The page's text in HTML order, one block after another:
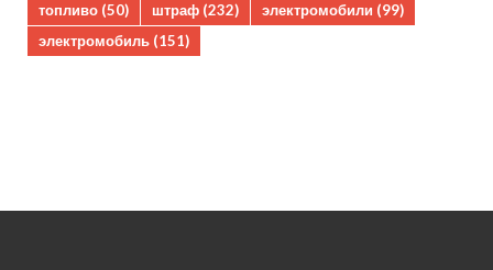
топливо (50) штраф (232) электромобили (99)
электромобиль (151)